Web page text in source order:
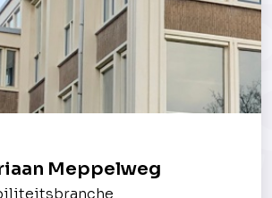
Meppelweg